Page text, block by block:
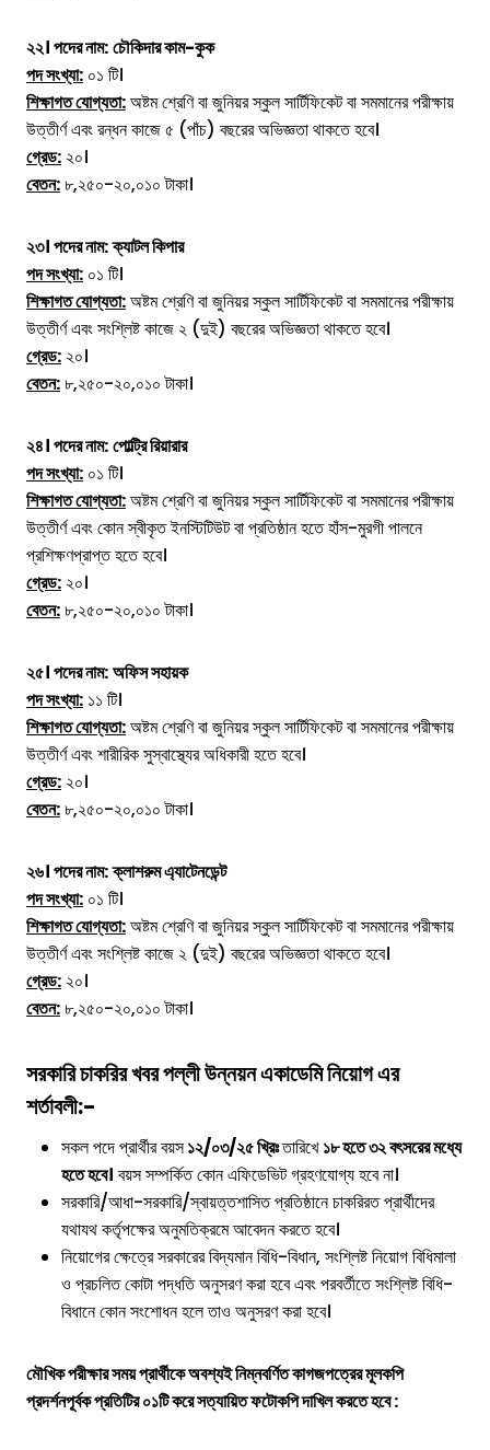
২২।পদের নাম:চৌকিদার কাম-কুক
পদ সংখ্যা: ০১ টি।
শিক্ষাগত যোগ্যতা:অষ্টম শ্রেণি বা জুনিয়র স্কুল সার্টিফিকেট বা সমমানের পরীক্ষায়
উত্তীর্ণ এবং রন্ধন কাজে ৫ (পাঁচ) বছরের অভিজ্ঞতা থাকতে হবে।
গ্রেড: ২০।
বেতন:৮,২৫০-২০,০১০ টাকা।
২৩।পদের নাম:ক্যাটল কিপার
পদ সংখ্যা: ০১ টি।
শিক্ষাগত যোগ্যতা:অষ্টম শ্রেণি বা জুনিয়র স্কুল সার্টিফিকেট বা সমমানের পরীক্ষায়
উত্তীর্ণ এবং সংশ্লিষ্ট কাজে ২ (দুই) বছরের অভিজ্ঞতা থাকতে হবে।
গ্রেড: ২০।
বেতন:৮,২৫০-২০,০১০ টাকা।
২৪।পদের নাম:পোল্ট্রি রিয়ারার
পদ সংখ্যা: ০১ টি।
শিক্ষাগত যোগ্যতা:অষ্টম শ্রেণি বা জুনিয়র স্কুল সার্টিফিকেট বা সমমানের পরীক্ষায়
উত্তীর্ণ এবং কোন স্বীকৃত ইনস্টিটিউট বা প্রতিষ্ঠান হতে হাঁস-মুরগী পালনে
প্রশিক্ষণপ্রাপ্ত হতে হবে।
গ্রেড: ২০।
বেতন:৮,২৫০-২০,০১০ টাকা।
২৫।পদের নাম:অফিস সহায়ক
পদ সংখ্যা: ১১ টি।
শিক্ষাগত যোগ্যতা:অষ্টম শ্রেণি বা জুনিয়র স্কুল সার্টিফিকেট বা সমমানের পরীক্ষায়
উত্তীর্ণ এবং শারীরিক সুস্বাস্থ্যের অধিকারী হতে হবে।
গ্রেড: ২০।
বেতন:৮,২৫০-২০,০১০ টাকা।
২৬।পদের নাম:ক্লাশরুম এ্যাটেনডেন্ট
পদ সংখ্যা: ০১ টি।
শিক্ষাগত যোগ্যতা:অষ্টম শ্রেণি বা জুনিয়র স্কুল সার্টিফিকেট বা সমমানের পরীক্ষায়
উত্তীর্ণ এবং সংশ্লিষ্ট কাজে ২ (দুই) বছরের অভিজ্ঞতা থাকতে হবে।
গ্রেড: ২০।
বেতন:৮,২৫০-২০,০১০ টাকা।
সরকারি চাকরির খবরপল্লী উন্নয়ন একাডেমিনিয়োগএর
শর্তাবলী:-
সকল পদে প্রার্থীর বয়স১২/০৩/২৫ খ্রিঃতারিখে১৮ হতে ৩২ বৎসরের মধ্যে
হতে হবে। বয়স সম্পর্কিত কোন এফিডেভিট গ্রহণযোগ্য হবে না।
সরকারি/আধা-সরকারি/স্বায়ত্তশাসিত প্রতিষ্ঠানে চাকরিরত প্রার্থীদের
যথাযথ কর্তৃপক্ষের অনুমতিক্রমে আবেদন করতে হবে।
নিয়োগের ক্ষেত্রে সরকারের বিদ্যমান বিধি-বিধান, সংশ্লিষ্ট নিয়োগ বিধিমালা
ও প্রচলিত কোটা পদ্ধতি অনুসরণ করা হবে এবং পরবর্তীতে সংশ্লিষ্ট বিধি-
বিধানে কোন সংশোধন হলে তাও অনুসরণ করা হবে।
মৌখিক পরীক্ষার সময় প্রার্থীকে অবশ্যই নিম্নবর্ণিত কাগজপত্রের মূলকপি
প্রদর্শনপূর্বক প্রতিটির ০১টি করে সত্যায়িত ফটোকপি দাখিল করতে হবে :